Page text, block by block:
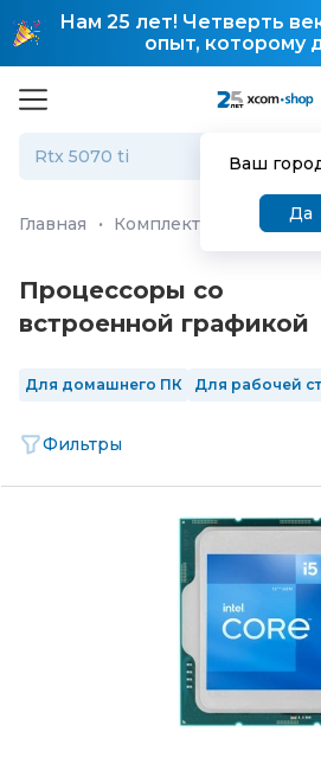
Нам 25 лет! Четверть
опыт, которому
Ваш
Да
Главная · Комплектующие для
Процессоры со
встроенной графикой
Для домашнего ПК Для рабочей
Фильтры